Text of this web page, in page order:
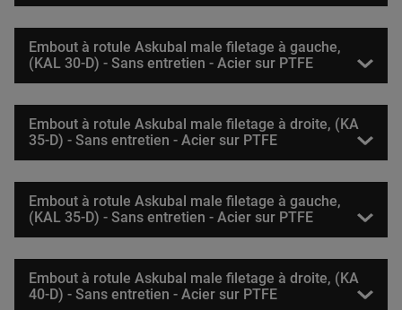
Embout à rotule Askubal male filetage à gauche,
(KAL 30-D) - Sans entretien - Acier sur PTFE
Embout à rotule Askubal male filetage à droite, (KA
35-D) - Sans entretien - Acier sur PTFE
Embout à rotule Askubal male filetage à gauche,
(KAL 35-D) - Sans entretien - Acier sur PTFE
Embout à rotule Askubal male filetage à droite, (KA
40-D) - Sans entretien - Acier sur PTFE